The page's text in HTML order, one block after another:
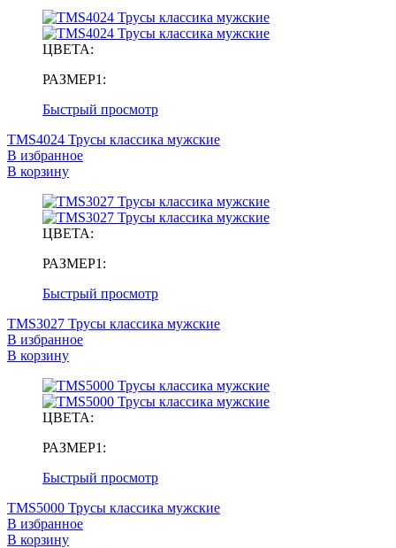
ЦВЕТА:
РАЗМЕР1:
Быстрый просмотр
TMS4024 Трусы классика мужские
В избранное
В корзину
ЦВЕТА:
РАЗМЕР1:
Быстрый просмотр
TMS3027 Трусы классика мужские
В избранное
В корзину
ЦВЕТА:
РАЗМЕР1:
Быстрый просмотр
TMS5000 Трусы классика мужские
В избранное
В корзину